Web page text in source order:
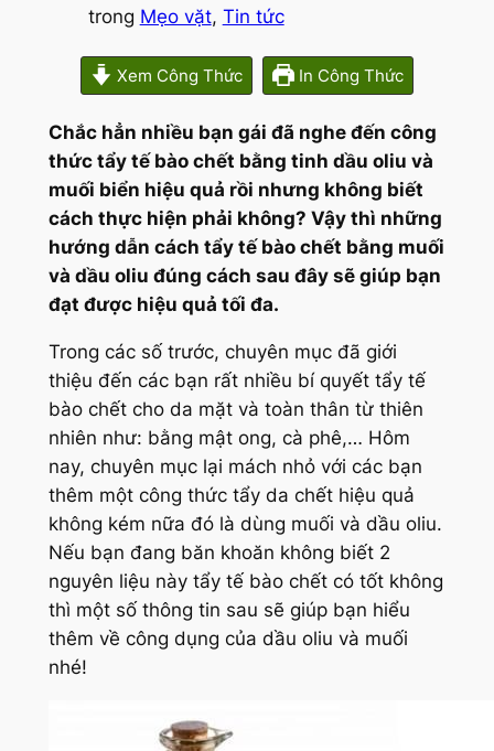
trong Mẹo vặt, Tin tức
Xem Công Thức In Công Thức
Chắc hẳn nhiều bạn gái đã nghe đến công
thức tẩy tế bào chết bằng tinh dầu oliu và
muối biển hiệu quả rồi nhưng không biết
cách thực hiện phải không? Vậy thì những
hướng dẫn cách tẩy tế bào chết bằng muối
và dầu oliu đúng cách sau đây sẽ giúp bạn
đạt được hiệu quả tối đa.
Trong các số trước, chuyên mục đã giới
thiệu đến các bạn rất nhiều bí quyết tẩy tế
bào chết cho da mặt và toàn thân từ thiên
nhiên như: bằng mật ong, cà phê,… Hôm
nay, chuyên mục lại mách nhỏ với các bạn
thêm một công thức tẩy da chết hiệu quả
không kém nữa đó là dùng muối và dầu oliu.
Nếu bạn đang băn khoăn không biết 2
nguyên liệu này tẩy tế bào chết có tốt không
thì một số thông tin sau sẽ giúp bạn hiểu
thêm về công dụng của dầu oliu và muối
nhé!